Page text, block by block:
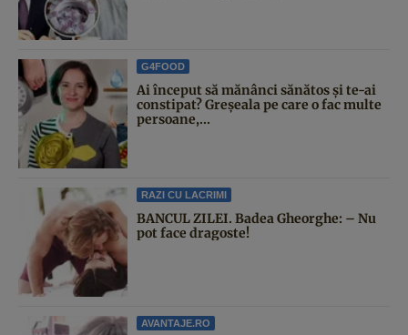
G4FOOD
Ai început să mănânci sănătos și te-ai
constipat? Greșeala pe care o fac multe
persoane,...
RAZI CU LACRIMI
BANCUL ZILEI. Badea Gheorghe: – Nu
pot face dragoste!
AVANTAJE.RO